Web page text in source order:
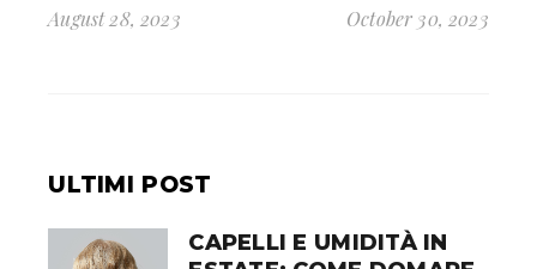
August 28, 2023 October 30, 2023
ULTIMI POST
CAPELLI E UMIDITÀ IN